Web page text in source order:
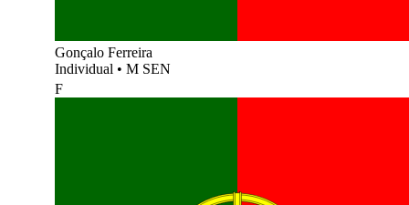
Gonçalo Ferreira
Individual • M SEN
F